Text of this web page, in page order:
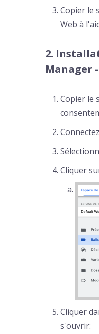
Copier le
Web à
2.
Manager
Copier le
Cliquer
Cliquer
s'ouvrir: